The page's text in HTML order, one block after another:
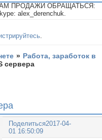
ПРОДАЖИ ОБРАЩАТЬСЯ:
alex_derenchuk.
» Работа, заработок в
сервера
Поделиться2017-04-
01 16:50:09